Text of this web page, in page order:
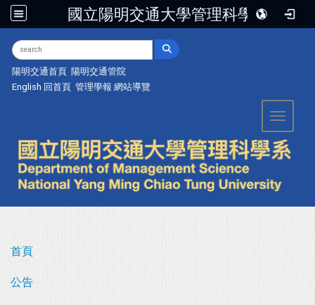
國立陽明交通大學管理科學系
陽明交通首頁 陽明交通管院
English 回首頁 管理學報 網站導覽
Toggle
首頁
公告